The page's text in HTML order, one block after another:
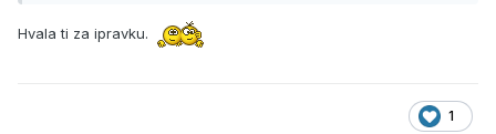
Hvala ti za ipravku.
1